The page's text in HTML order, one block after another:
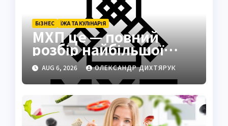
БІЗНЕС ЇЖА ТА КУЛІНАРІЯ
МХП це — повний
розбір найбільшої
кулінарної та
агротехнологічної
компанії України
AUG 6, 2026 ОЛЕКСАНДР ДИХТЯРУК